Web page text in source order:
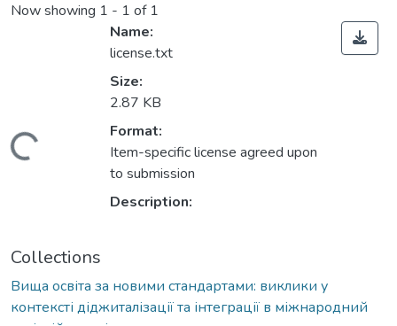
Now showing 1 - 1 of 1
Loading...
Name:
license.txt
Size:
2.87 KB
Format:
Item-specific license agreed upon
to submission
Description:
Collections
Вища освіта за новими стандартами: виклики у
контексті діджиталізації та інтеграції в міжнародний